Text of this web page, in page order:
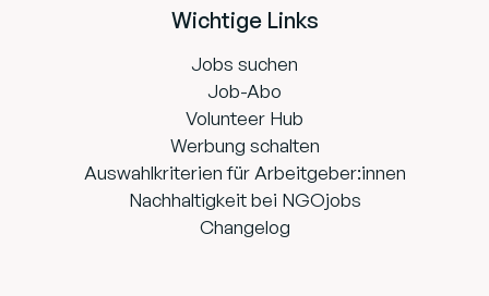
Wichtige Links
Jobs suchen
Job-Abo
Volunteer Hub
Werbung schalten
Auswahlkriterien für Arbeitgeber:innen
Nachhaltigkeit bei NGOjobs
Changelog